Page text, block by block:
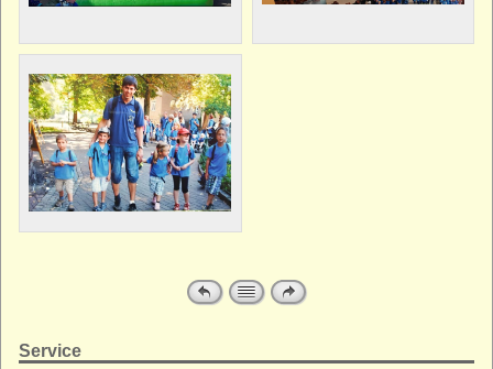
Service